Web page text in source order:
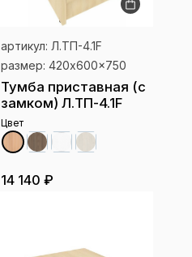
артикул: Л.ТП-4.1F
размер: 420x600x750
Тумба приставная (с
замком) Л.ТП-4.1F
Цвет
14 140 ₽